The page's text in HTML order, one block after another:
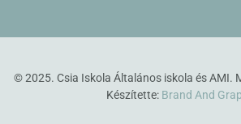
© 2025. Csia Iskola Általános iskola és AMI.
Készítette: Brand And